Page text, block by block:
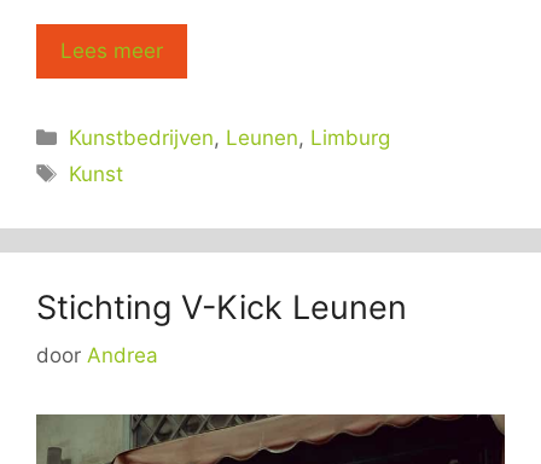
Lees meer
Categorieën
Kunstbedrijven, Leunen, Limburg
Tags
Kunst
Stichting V-Kick Leunen
door Andrea